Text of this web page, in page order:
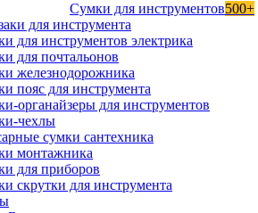
Сумки для инструментов500+
для инструмента
для инструментов электрика
для почтальонов
железнодорожника
пояс для инструмента
органайзеры для инструментов
чехлы
сумки сантехника
монтажника
для приборов
скрутки для инструмента